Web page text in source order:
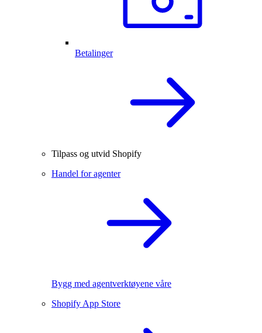
Betalinger
Tilpass og utvid Shopify
Handel for agenter
Bygg med agentverktøyene våre
Shopify App Store